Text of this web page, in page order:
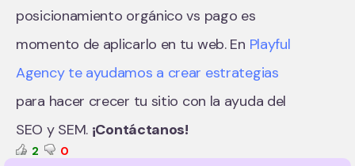
posicionamiento orgánico vs pago es
momento de aplicarlo en tu web. En Playful
Agency te ayudamos a crear estrategias
para hacer crecer tu sitio con la ayuda del
SEO y SEM. ¡Contáctanos!
2 0